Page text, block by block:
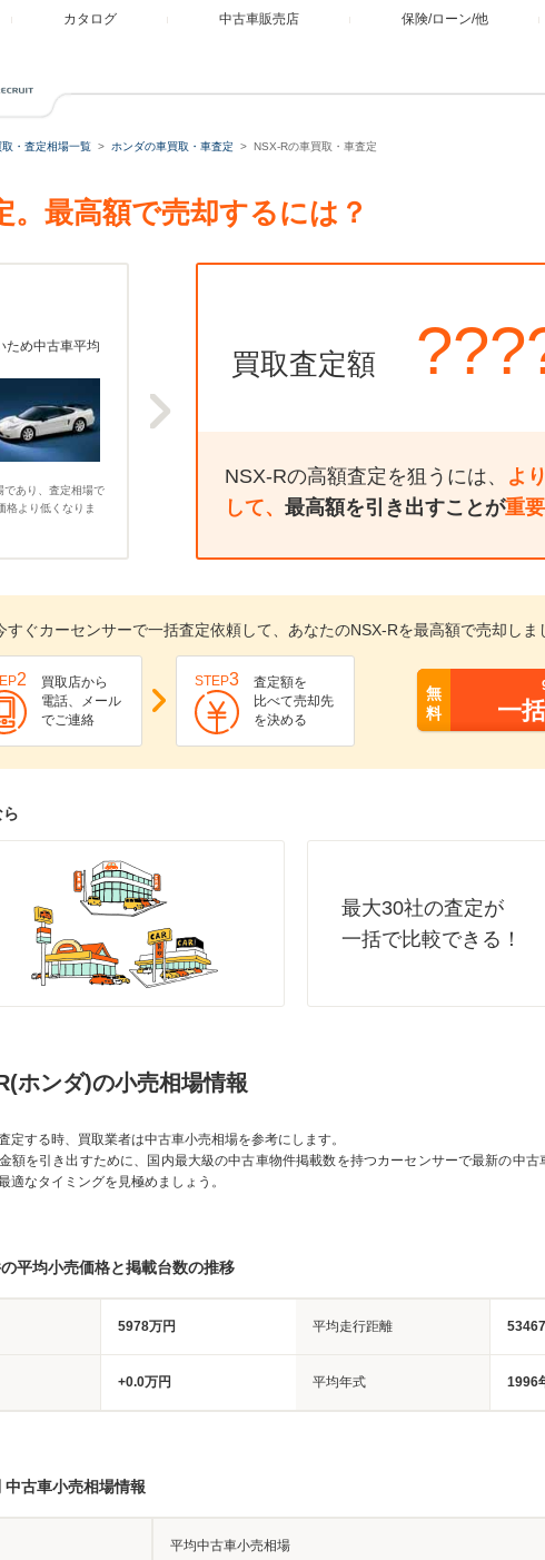
カタログ 中古車販売店 保険/ローン/他
取・査定相場一覧 ホンダの車買取・車査定 NSX-Rの車買取・車査定
。最高額で売却するには？
ため中古車平均
あり、査定相場で
格より低くなりま
買取査定額
NSX-Rの高額査定を狙うには、 よ
して、 最高額を引き出すことが重要
すぐカーセンサーで一括査定依頼して、あなたのNSX-Rを最高額で売却しま
2
買取店から
電話、メール
でご連絡
STEP3
査定額を
比べて売却先
を決める
無
料
一
最大30社の査定が
一括で比較できる！
ホンダ)の小売相場情報
定する時、買取業者は中古車小売相場を参考にします。
額を引き出すために、国内最大級の中古車物件掲載数を持つカーセンサーで最新の中古
適なタイミングを見極めましょう。
平均小売価格と掲載台数の推移
5978万円 平均走行距離
+0.0万円 平均年式 1996
中古車小売相場情報
平均中古車小売相場